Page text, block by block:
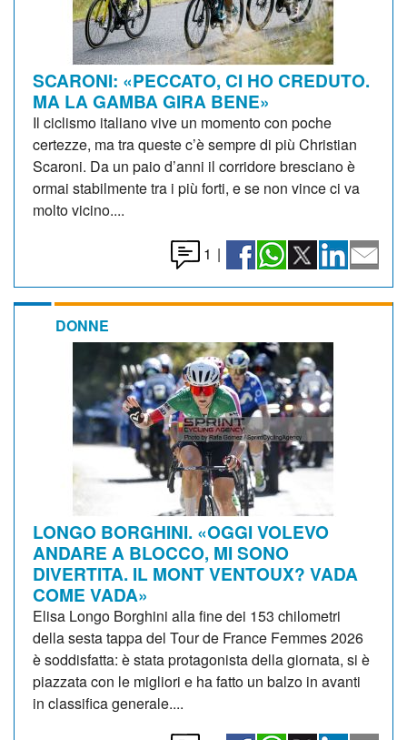
SCARONI: «PECCATO, CI HO CREDUTO.
MA LA GAMBA GIRA BENE»
Il ciclismo italiano vive un momento con poche
certezze, ma tra queste c’è sempre di più Christian
Scaroni. Da un paio d’anni il corridore bresciano è
ormai stabilmente tra i più forti, e se non vince ci va
molto vicino....
1 |
DONNE
LONGO BORGHINI. «OGGI VOLEVO
ANDARE A BLOCCO, MI SONO
DIVERTITA. IL MONT VENTOUX? VADA
COME VADA»
Elisa Longo Borghini alla fine dei 153 chilometri
della sesta tappa del Tour de France Femmes 2026
è soddisfatta: è stata protagonista della giornata, si è
piazzata con le migliori e ha fatto un balzo in avanti
in classifica generale....